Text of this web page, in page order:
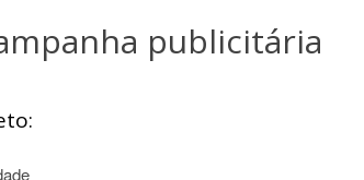
publicitária